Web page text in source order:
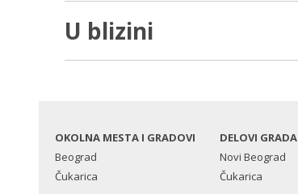
U blizini
OKOLNA MESTA I GRADOVI
Beograd
Čukarica
DELOVI GRADA
Novi Beograd
Čukarica